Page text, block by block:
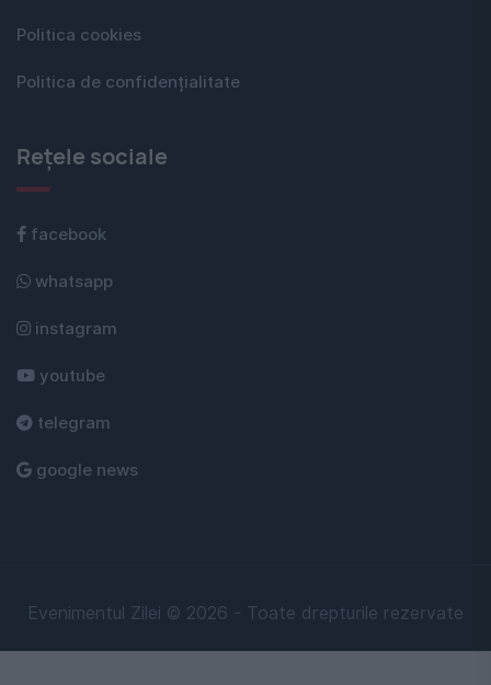
Politica cookies
Politica de confidențialitate
Rețele sociale
facebook
whatsapp
instagram
youtube
telegram
google news
Evenimentul Zilei © 2026 - Toate drepturile rezervate